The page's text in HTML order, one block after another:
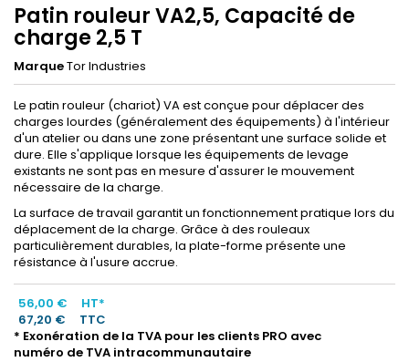
Patin rouleur VA2,5, Capacité de
charge 2,5 T
MarqueTor Industries
Le patin rouleur (chariot) VA est conçue pour déplacer des
charges lourdes (généralement des équipements) à l'intérieur
d'un atelier ou dans une zone présentant une surface solide et
dure. Elle s'applique lorsque les équipements de levage
existants ne sont pas en mesure d'assurer le mouvement
nécessaire de la charge.
La surface de travail garantit un fonctionnement pratique lors du
déplacement de la charge. Grâce à des rouleaux
particulièrement durables, la plate-forme présente une
résistance à l'usure accrue.
56,00 €
HT*
67,20 €
TTC
* Exonération de la TVA pour les clients PRO avec
numéro de TVA intracommunautaire